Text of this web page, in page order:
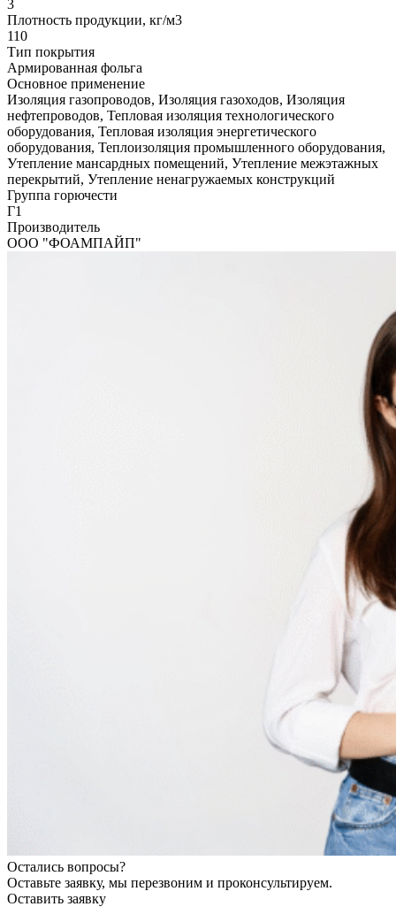
3
Плотность продукции, кг/м3
110
Тип покрытия
Армированная фольга
Основное применение
Изоляция газопроводов, Изоляция газоходов, Изоляция
нефтепроводов, Тепловая изоляция технологического
оборудования, Тепловая изоляция энергетического
оборудования, Теплоизоляция промышленного оборудования,
Утепление мансардных помещений, Утепление межэтажных
перекрытий, Утепление ненагружаемых конструкций
Группа горючести
Г1
Производитель
ООО "ФОАМПАЙП"
Остались вопросы?
Оставьте заявку, мы перезвоним и проконсультируем.
Оставить заявку